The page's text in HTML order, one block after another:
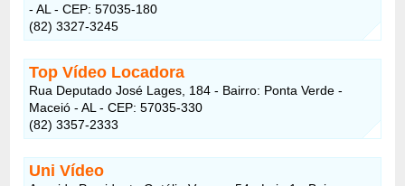
- AL - CEP: 57035-180
(82) 3327-3245
Top Vídeo Locadora
Rua Deputado José Lages, 184 - Bairro: Ponta Verde -
Maceió - AL - CEP: 57035-330
(82) 3357-2333
Uni Vídeo